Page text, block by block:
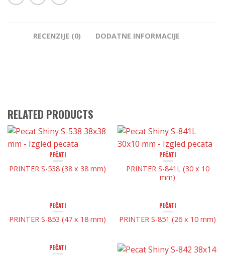
RECENZIJE (0) DODATNE INFORMACIJE
RELATED PRODUCTS
PEČATI
PRINTER S-538 (38 x 38 mm)
PEČATI
PRINTER S-841L (30 x 10
mm)
PEČATI
PRINTER S-853 (47 x 18 mm)
PEČATI
PRINTER S-851 (26 x 10 mm)
PEČATI